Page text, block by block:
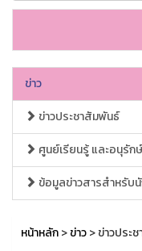
ข่าว
ข่าวประชาสัมพันธ์
ศูนย์เรียนรู้ และอนุรั
ข้อมูลข่าวสารสำหรับ
หน้าหลัก>ข่าว> ข่าวประ